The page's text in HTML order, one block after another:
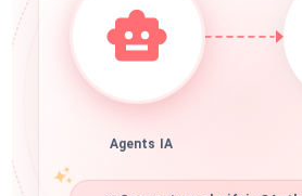
Agents IA